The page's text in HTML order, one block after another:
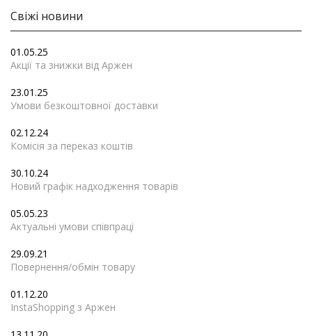
Свіжі новини
01.05.25
Акції та знижки від Аржен
23.01.25
Умови безкоштовної доставки
02.12.24
Комісія за переказ коштів
30.10.24
Новий графік надходження товарів
05.05.23
Актуальні умови співпраці
29.09.21
Повернення/обмін товару
01.12.20
InstaShopping з Аржен